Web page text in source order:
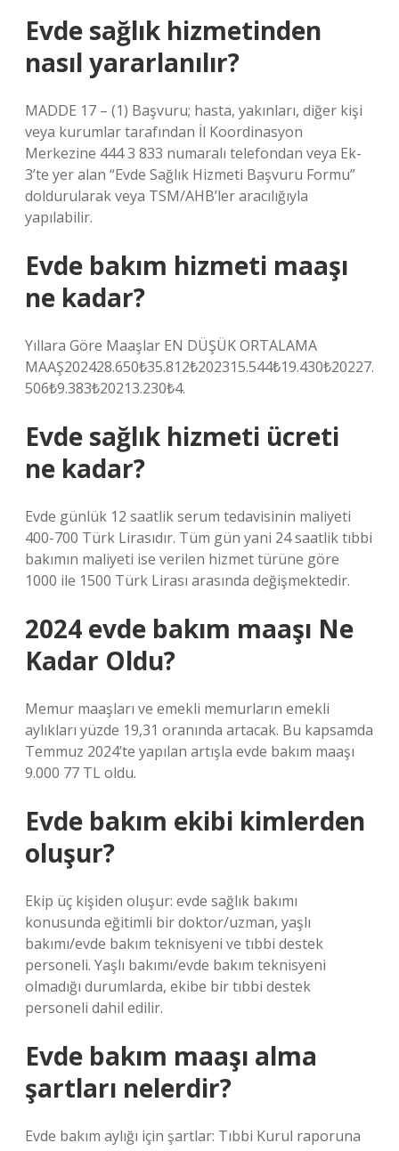
Evde sağlık hizmetinden
nasıl yararlanılır?
MADDE 17 – (1) Başvuru; hasta, yakınları, diğer kişi
veya kurumlar tarafından İl Koordinasyon
Merkezine 444 3 833 numaralı telefondan veya Ek-
3’te yer alan “Evde Sağlık Hizmeti Başvuru Formu”
doldurularak veya TSM/AHB’ler aracılığıyla
yapılabilir.
Evde bakım hizmeti maaşı
ne kadar?
Yıllara Göre Maaşlar EN DÜŞÜK ORTALAMA
MAAŞ202428.650₺35.812₺202315.544₺19.430₺20227.
506₺9.383₺20213.230₺4.
Evde sağlık hizmeti ücreti
ne kadar?
Evde günlük 12 saatlik serum tedavisinin maliyeti
400-700 Türk Lirasıdır. Tüm gün yani 24 saatlik tıbbi
bakımın maliyeti ise verilen hizmet türüne göre
1000 ile 1500 Türk Lirası arasında değişmektedir.
2024 evde bakım maaşı Ne
Kadar Oldu?
Memur maaşları ve emekli memurların emekli
aylıkları yüzde 19,31 oranında artacak. Bu kapsamda
Temmuz 2024’te yapılan artışla evde bakım maaşı
9.000 77 TL oldu.
Evde bakım ekibi kimlerden
oluşur?
Ekip üç kişiden oluşur: evde sağlık bakımı
konusunda eğitimli bir doktor/uzman, yaşlı
bakımı/evde bakım teknisyeni ve tıbbi destek
personeli. Yaşlı bakımı/evde bakım teknisyeni
olmadığı durumlarda, ekibe bir tıbbi destek
personeli dahil edilir.
Evde bakım maaşı alma
şartları nelerdir?
Evde bakım aylığı için şartlar: Tıbbi Kurul raporuna